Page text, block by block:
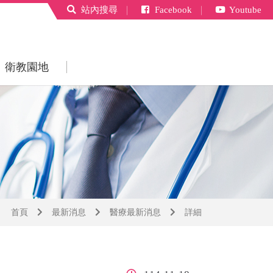
衛教園地
站內搜尋 Facebook Youtube
首頁 最新消息 醫療最新消息 詳細